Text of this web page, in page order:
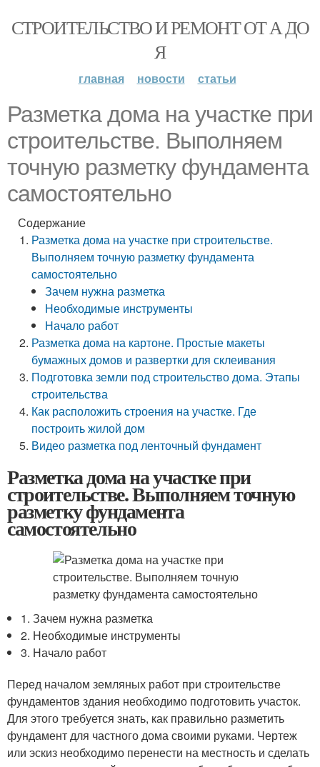
СТРОИТЕЛЬСТВО И РЕМОНТ ОТ А ДО
Я
главная новости статьи
Разметка дома на участке при
строительстве. Выполняем
точную разметку фундамента
самостоятельно
Содержание
Разметка дома на участке при строительстве.
Выполняем точную разметку фундамента
самостоятельно
Зачем нужна разметка
Необходимые инструменты
Начало работ
Разметка дома на картоне. Простые макеты
бумажных домов и развертки для склеивания
Подготовка земли под строительство дома. Этапы
строительства
Как расположить строения на участке. Где
построить жилой дом
Видео разметка под ленточный фундамент
Разметка дома на участке при
строительстве. Выполняем точную
разметку фундамента
самостоятельно
1. Зачем нужна разметка
2. Необходимые инструменты
3. Начало работ
Перед началом земляных работ при строительстве
фундаментов здания необходимо подготовить участок.
Для этого требуется знать, как правильно разметить
фундамент для частного дома своими руками. Чертеж
или эскиз необходимо перенести на местность и сделать